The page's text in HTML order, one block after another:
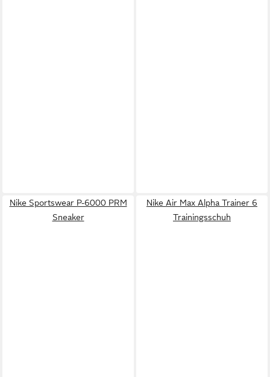
Nike Sportswear P-6000 PRM
Sneaker
Nike Air Max Alpha Trainer 6
Trainingsschuh